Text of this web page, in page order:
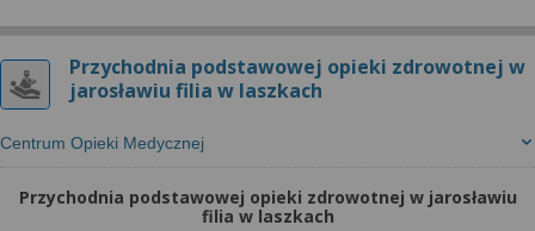
Przychodnia podstawowej opieki zdrowotnej w
jarosławiu filia w laszkach
Centrum Opieki Medycznej
Przychodnia podstawowej opieki zdrowotnej w jarosławiu
filia w laszkach